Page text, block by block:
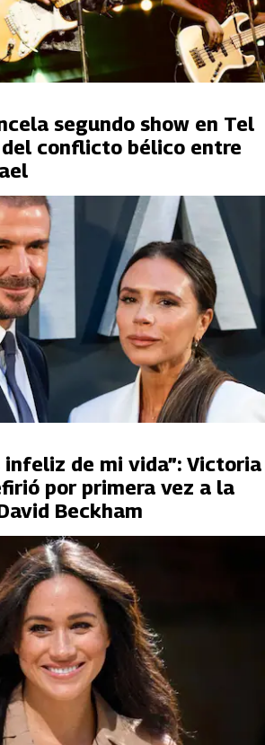
segundo show en Tel
conflicto bélico entre
infeliz de mi vida”: Victoria
por primera vez a la
Beckham